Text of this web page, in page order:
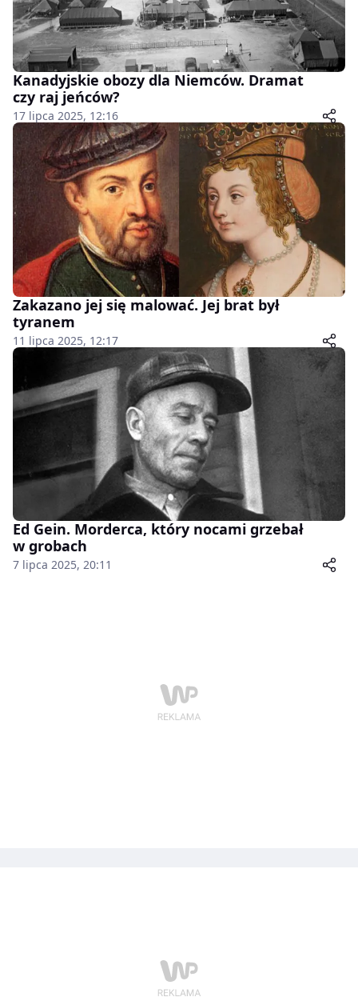
Kanadyjskie obozy dla Niemców. Dramat
czy raj jeńców?
17 lipca 2025, 12:16
Zakazano jej się malować. Jej brat był
tyranem
11 lipca 2025, 12:17
Ed Gein. Morderca, który nocami grzebał
w grobach
7 lipca 2025, 20:11